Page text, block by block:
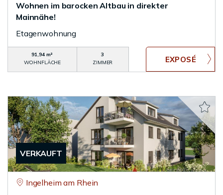
Wohnen im barocken Altbau in direkter
Mainnähe!
Etagenwohnung
91,94 m²
WOHNFLÄCHE
3
ZIMMER
VERKAUFT
Ingelheim am Rhein